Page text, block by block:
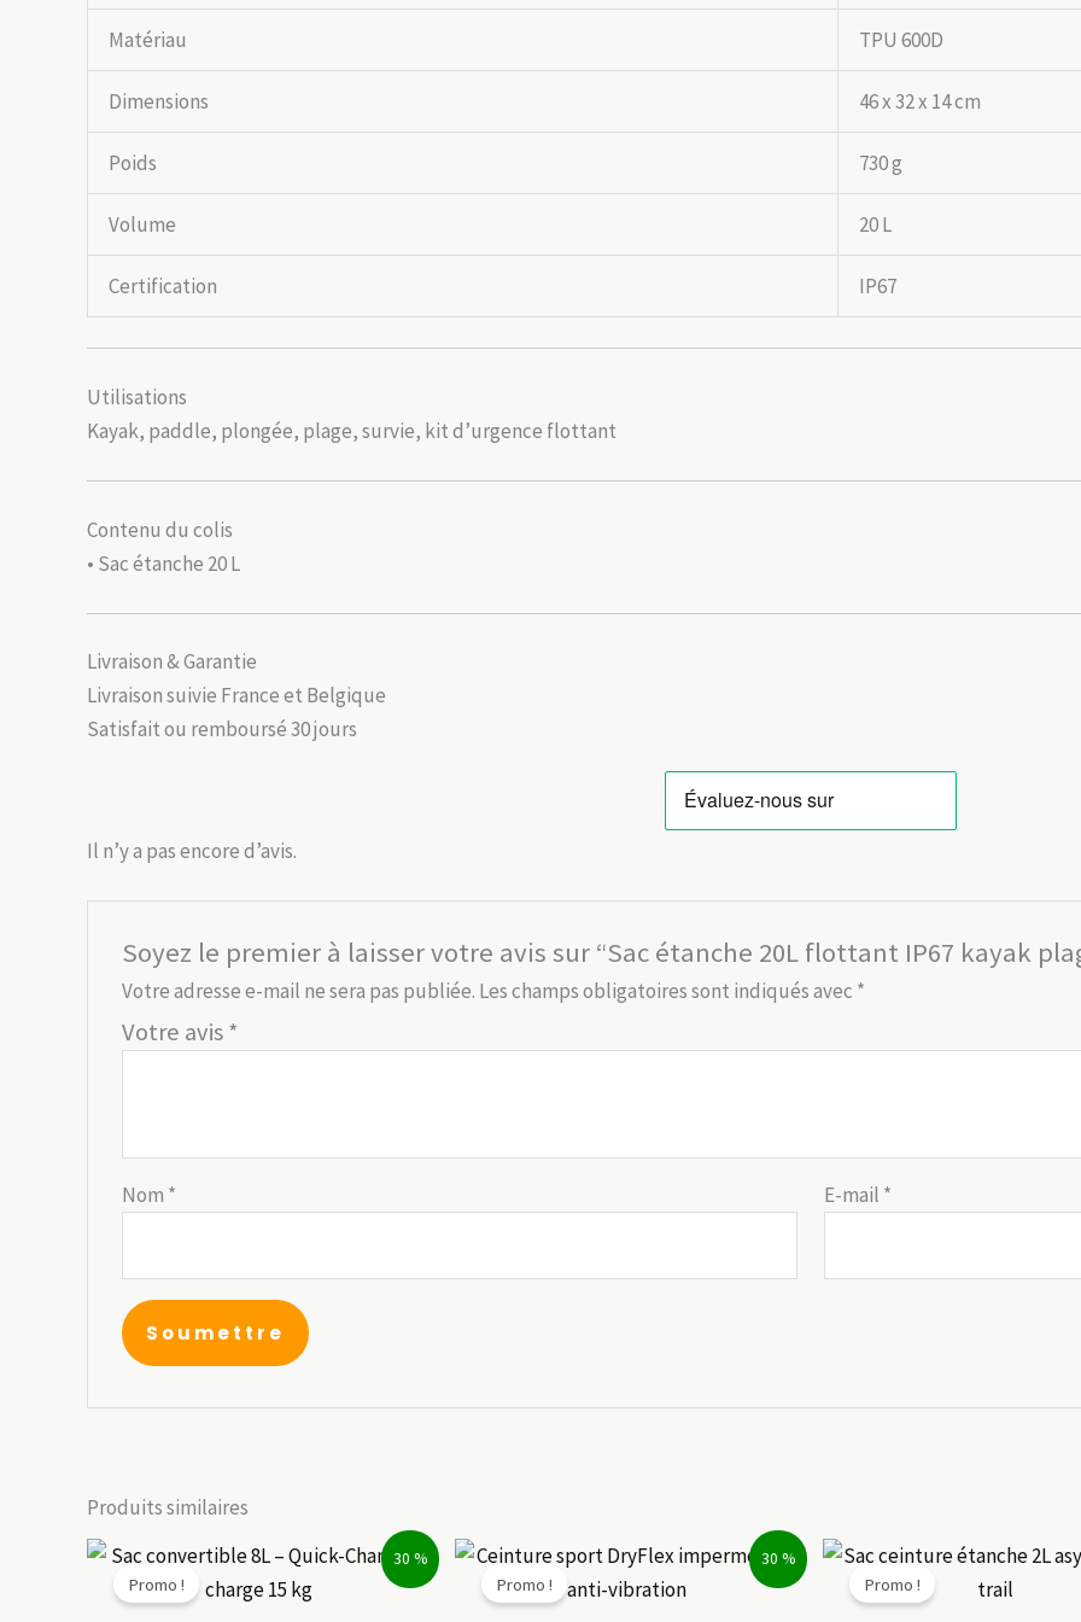
Matériau TPU 600D
Dimensions 46 x 32 x 14 cm
Poids 730 g
Volume 20 L
Certification IP67
Utilisations
Kayak, paddle, plongée, plage, survie, kit d’urgence flottant
Contenu du colis
• Sac étanche 20 L
Livraison & Garantie
Livraison suivie France et Belgique
Satisfait ou remboursé 30 jours
Il n’y a pas encore d’avis.
Soyez le premier à laisser votre avis sur “Sac étanche 20L flottant IP67 kayak
Votre adresse e-mail ne sera pas publiée. Les champs obligatoires sont indiqués avec *
Votre avis*
Nom * E-mail *
Produits similaires
30 %
Promo !
30 %
Promo ! Promo !